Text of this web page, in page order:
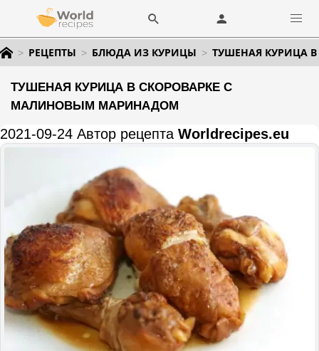
РЕЦЕПТЫ БЛЮДА ИЗ КУРИЦЫ ТУШЕНАЯ КУРИЦА
ТУШЕНАЯ КУРИЦА В СКОРОВАРКЕ С
МАЛИНОВЫМ МАРИНАДОМ
2021-09-24 Автор рецепта Worldrecipes.eu